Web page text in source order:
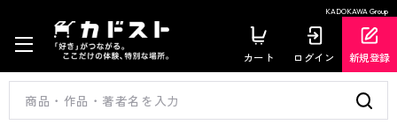
KADOKAWA Group
カート ログイン 新規登録